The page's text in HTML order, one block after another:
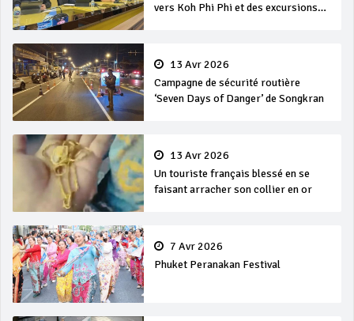
vers Koh Phi Phi et des excursions
13 Avr 2026
Campagne de sécurité routière
‘Seven Days of Danger’ de Songkran
13 Avr 2026
Un touriste français blessé en se
faisant arracher son collier en or
7 Avr 2026
Phuket Peranakan Festival